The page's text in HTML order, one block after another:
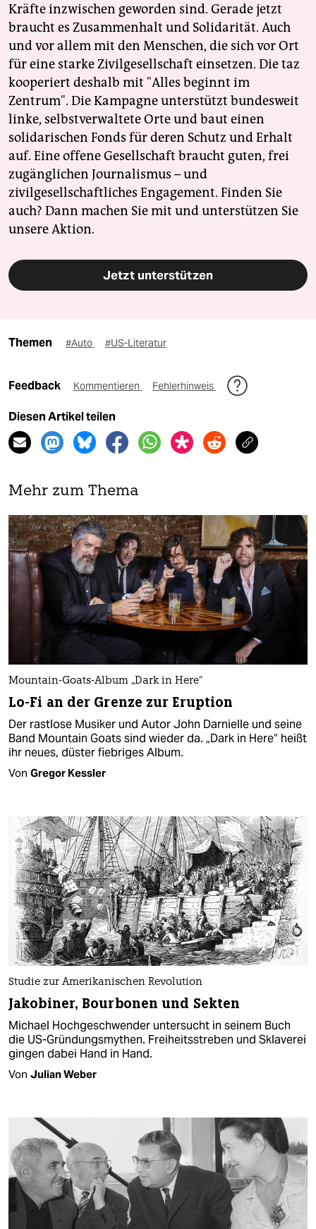
Kräfte inzwischen geworden sind. Gerade jetzt
braucht es Zusammenhalt und Solidarität. Auch
und vor allem mit den Menschen, die sich vor Ort
für eine starke Zivilgesellschaft einsetzen. Die taz
kooperiert deshalb mit "Alles beginnt im
Zentrum". Die Kampagne unterstützt bundesweit
linke, selbstverwaltete Orte und baut einen
solidarischen Fonds für deren Schutz und Erhalt
auf. Eine offene Gesellschaft braucht guten, frei
zugänglichen Journalismus – und
zivilgesellschaftliches Engagement. Finden Sie
auch? Dann machen Sie mit und unterstützen Sie
unsere Aktion.
Jetzt unterstützen
Themen #Auto #US-Literatur
Feedback Kommentieren Fehlerhinweis
Diesen Artikel teilen
Mehr zum Thema
Mountain-Goats-Album „Dark in Here“
Lo-Fi an der Grenze zur Eruption
Der rastlose Musiker und Autor John Darnielle und seine
Band Mountain Goats sind wieder da. „Dark in Here“ heißt
ihr neues, düster fiebriges Album.
Von Gregor Kessler
Studie zur Amerikanischen Revolution
Jakobiner, Bourbonen und Sekten
Michael Hochgeschwender untersucht in seinem Buch
die US-Gründungsmythen. Freiheitsstreben und Sklaverei
gingen dabei Hand in Hand.
Von Julian Weber